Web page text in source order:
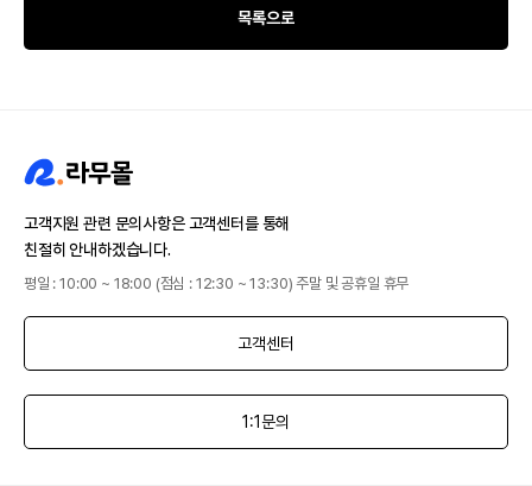
목록으로
고객지원 관련 문의사항은 고객센터를 통해
친절히 안내하겠습니다.
평일 : 10:00 ~ 18:00 (점심 : 12:30 ~ 13:30) 주말 및 공휴일 휴무
고객센터
1:1문의